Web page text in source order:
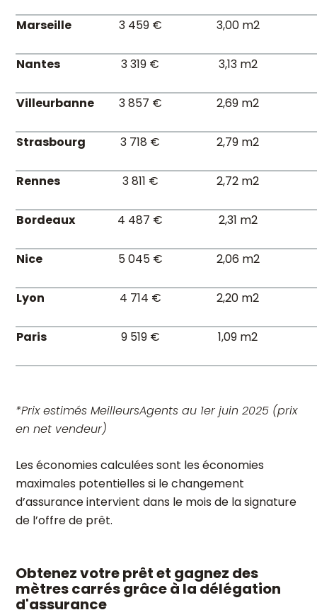
Marseille 3 459 € 3,00 m2
Nantes 3 319 € 3,13 m2
Villeurbanne 3 857 € 2,69 m2
Strasbourg 3 718 € 2,79 m2
Rennes 3 811 € 2,72 m2
Bordeaux 4 487 € 2,31 m2
Nice 5 045 € 2,06 m2
Lyon 4 714 € 2,20 m2
Paris 9 519 € 1,09 m2
*Prix estimés MeilleursAgents au 1er juin 2025 (prix
en net vendeur)
Les économies calculées sont les économies
maximales potentielles si le changement
d’assurance intervient dans le mois de la signature
de l’offre de prêt.
Obtenez votre prêt et gagnez des
mètres carrés grâce à la délégation
d'assurance